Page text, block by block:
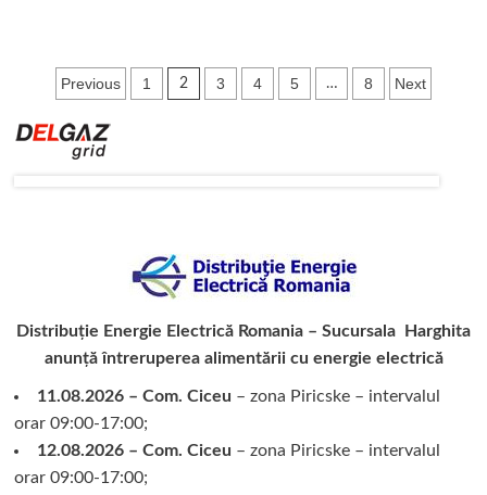
Paginație
articole
Previous 1 2 3 4 5 … 8 Next
Distribuție Energie Electrică Romania – Sucursala Harghita
anunță întreruperea alimentării cu energie electrică
11.08.2026 – Com. Ciceu – zona Piricske – intervalul
orar 09:00-17:00;
12.08.2026 – Com. Ciceu – zona Piricske – intervalul
orar 09:00-17:00;